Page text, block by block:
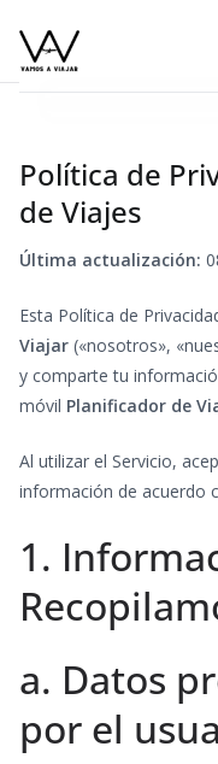
contenido
Política de
de Viajes
Última actualización:
Esta Política de
Viajar («nosotros»,
y comparte tu
móvil Planificador de
Al utilizar el Servicio,
información de acuerdo
1.
a. Datos
por el